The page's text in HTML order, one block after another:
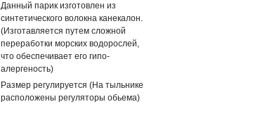
Данный парик изготовлен из
синтетического волокна канекалон.
(Изготавляется путем сложной
переработки морских водорослей,
что обеспечивает его гипо-
алергеность)
Размер регулируется (На тыльнике
расположены регуляторы обьема)